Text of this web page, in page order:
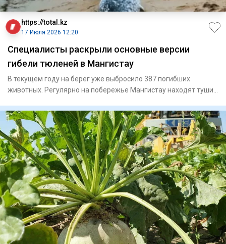
https://total.kz
17 Июля 2026 12:20
Специалисты раскрыли основные версии
гибели тюленей в Мангистау
В текущем году на берег уже выбросило 387 погибших
животных. Регулярно на побережье Мангистау находят туши